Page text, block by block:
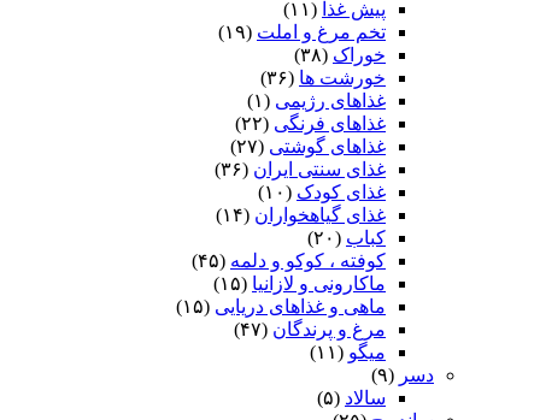
پیش غذا (۱۱)
تخم مرغ و املت (۱۹)
خوراک (۳۸)
خورشت ها (۳۶)
غذاهای رژیمی (۱)
غذاهای فرنگی (۲۲)
غذاهای گوشتی (۲۷)
غذای سنتی ایران (۳۶)
غذای کودک (۱۰)
غذای گیاهخواران (۱۴)
کباب (۲۰)
کوفته ، کوکو و دلمه (۴۵)
ماکارونی و لازانیا (۱۵)
ماهی و غذاهای دریایی (۱۵)
مرغ و پرندگان (۴۷)
میگو (۱۱)
دسر (۹)
سالاد (۵)